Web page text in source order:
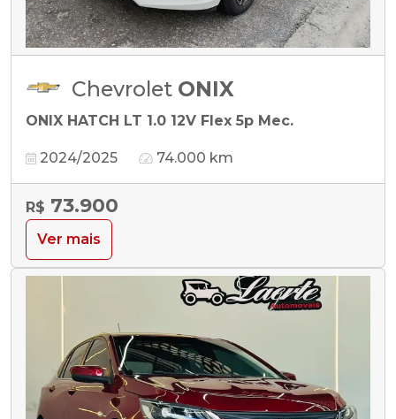
Chevrolet ONIX
ONIX HATCH LT 1.0 12V Flex 5p Mec.
2024/2025 74.000 km
R$ 73.900
Ver mais